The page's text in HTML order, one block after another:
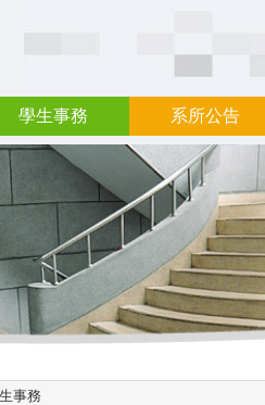
學生事務 系所公告
事務